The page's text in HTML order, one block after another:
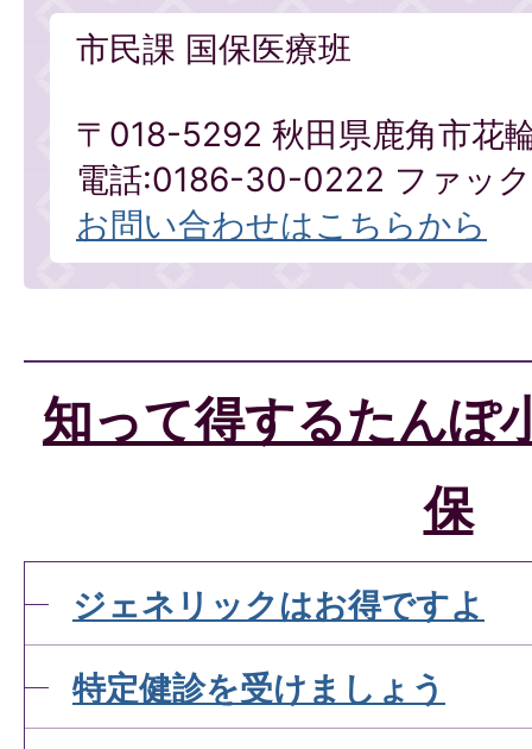
市民課 国保医療班
〒018-5292 秋田県鹿角市花
電話:0186-30-0222 ファッ
お問い合わせはこちらから
知って得するたんぽ
保
ジェネリックはお得ですよ
特定健診を受けましょう